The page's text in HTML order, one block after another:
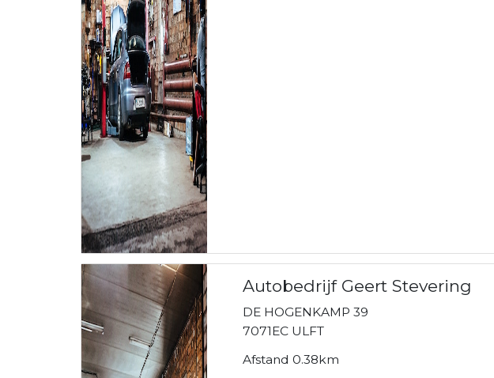
Autobedrijf Geert Stevering
DE HOGENKAMP 39
7071EC ULFT
Afstand 0.38km